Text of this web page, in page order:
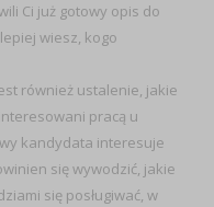
Ci już gotowy opis do
wiesz, kogo
również ustalenie, jakie
pracą u
kandydata interesuje
się wywodzić, jakie
się posługiwać, w